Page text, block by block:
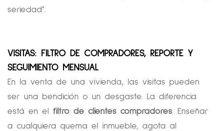
seriedad".
VISITAS: FILTRO DE COMPRADORES, REPORTE Y
SEGUIMIENTO MENSUAL
En la venta de una vivienda, las visitas pueden
ser una bendición o un desgaste. La diferencia
está en el filtro de clientes compradores. Enseñar
a cualquiera quema el inmueble, agota al